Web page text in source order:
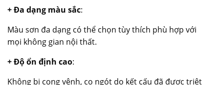
+ Đa dạng màu sắc:
Màu sơn đa dạng có thể chọn tùy thích phù hợp với
mọi không gian nội thất.
+ Độ ổn định cao:
Không bị cong vênh, co ngót do kết cấu đã được triệt